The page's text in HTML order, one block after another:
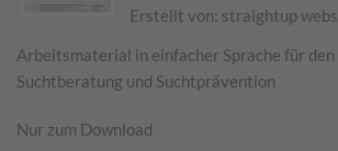
Erstellt von: straightup
Arbeitsmaterial in einfacher Sprache für
Suchtberatung und Suchtprävention
Nur zum Download